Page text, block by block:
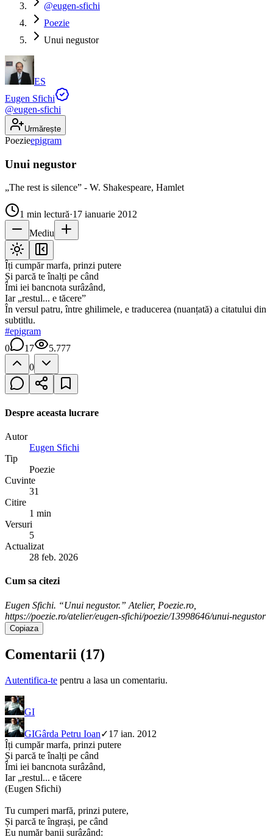
@eugen-sfichi
Poezie
Unui negustor
ES
Eugen Sfichi
@eugen-sfichi
Urmărește
Poezieepigram
Unui negustor
„The rest is silence” - W. Shakespeare, Hamlet
1 min lectură·17 ianuarie 2012
Mediu
Îți cumpăr marfa, prinzi putere
Și parcă te înalți pe când
Îmi iei bancnota surâzând,
Iar „restul... e tăcere”
În versul patru, între ghilimele, e traducerea (nuanțată) a citatului din
subtitlu.
#epigram
0
17
5.777
0
Despre aceasta lucrare
Autor
Eugen Sfichi
Tip
Poezie
Cuvinte
31
Citire
1 min
Versuri
5
Actualizat
28 feb. 2026
Cum sa citezi
Eugen Sfichi. “Unui negustor.” Atelier, Poezie.ro,
https://poezie.ro/atelier/eugen-sfichi/poezie/13998646/unui-negustor
Copiaza
Comentarii (17)
Autentifica-te pentru a lasa un comentariu.
GI
GIGârda Petru Ioan✓17 ian. 2012
Îți cumpăr marfa, prinzi putere
Și parcă te înalți pe când
Îmi iei bancnota surâzând,
Iar „restul... e tăcere
(Eugen Sfichi)
Tu cumperi marfă, prinzi putere,
Și parcă te îngrași, pe când
Eu număr banii surâzând: